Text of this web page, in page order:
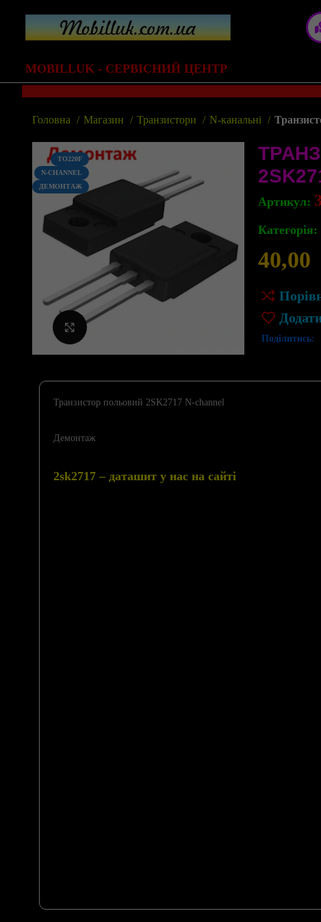
MOBILLUK - СЕРВІСНИЙ ЦЕНТР
Головна Магазин Транзистори N-канальні
TO220F
N-CHANNEL
ДЕМОНТАЖ
Клацніть, щоб збільшити
Артикул:
Категорія:
40,00
Поділитись:
Транзистор польовий 2SK2717 N-channel
Демонтаж
2sk2717 – даташит у нас на сайті